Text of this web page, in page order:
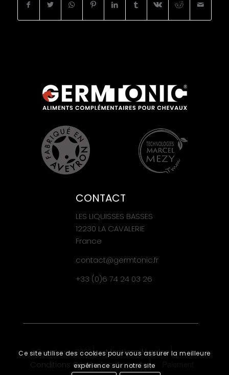
CONTACT
LES LIQUISSES BASSES
12230 LA CAVALERIE
France
contact@germtonic.fr
+33 (0)6 74 24 03 26
©Germtonic_2020
Mentions légales
Conditions Générales de vente
Ce site utilise des cookies pour vous assurer la meilleure
expérience sur notre site